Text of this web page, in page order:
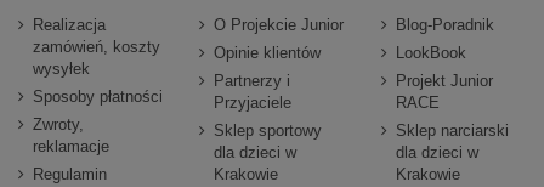
Realizacja
zamówień, koszty
wysyłek
Sposoby płatności
Zwroty,
reklamacje
Regulamin
O Projekcie Junior
Opinie klientów
Partnerzy i
Przyjaciele
Sklep sportowy
dla dzieci w
Krakowie
Blog-Poradnik
LookBook
Projekt Junior
RACE
Sklep narciarski
dla dzieci w
Krakowie